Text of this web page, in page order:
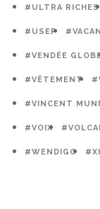
#ULTRA RICHES
#USEP
#VENDÉE
#VÊTEMENT
#VINCENT
#VOIX
#WENDIGO